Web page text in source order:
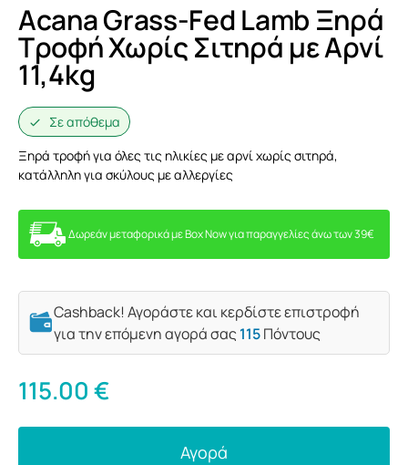
Acana Grass-Fed Lamb Ξηρά
Τροφή Χωρίς Σιτηρά με Αρνί
11,4kg
Σε απόθεμα
Ξηρά τροφή για όλες τις ηλικίες με αρνί χωρίς σιτηρά,
κατάλληλη για σκύλους με αλλεργίες
Δωρεάν μεταφορικά με Box Now για παραγγελίες άνω των 39€
Cashback! Αγοράστε και κερδίστε επιστροφή
για την επόμενη αγορά σας115Πόντους
115.00€
Αγορά